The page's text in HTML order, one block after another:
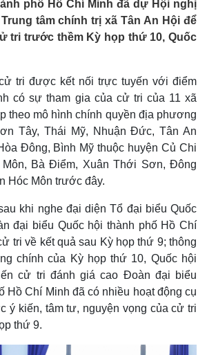
Dự báo thời tiết
Giáo dục
Dấu ấn VOV
phố Hồ Chí Minh đã dự Hội nghị
tâm chính trị xã Tân An Hội để
tri trước thềm Kỳ họp thứ 10, Quốc
tri được kết nối trực tuyến với điểm
có sự tham gia của cử tri của 11 xã
theo mô hình chính quyền địa phương
Tây, Thái Mỹ, Nhuận Đức, Tân An
Đông, Bình Mỹ thuộc huyện Củ Chi
Bà Điểm, Xuân Thới Sơn, Đông
Hóc Môn trước đây.
khi nghe đại diện Tổ đại biểu Quốc
đại biểu Quốc hội thành phố Hồ Chí
tri về kết quả sau Kỳ họp thứ 9; thông
chính của Kỳ họp thứ 10, Quốc hội
cử tri đánh giá cao Đoàn đại biểu
Hồ Chí Minh đã có nhiều hoạt động cụ
ý kiến, tâm tư, nguyện vọng của cử tri
thứ 9.